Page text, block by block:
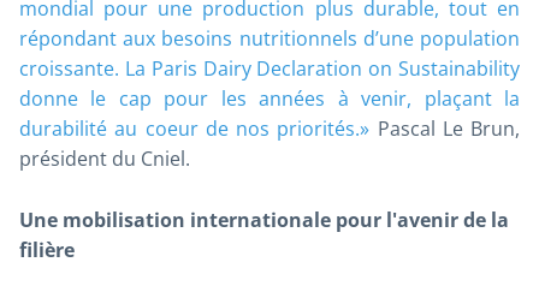
mondial pour une production plus durable, tout en
répondant aux besoins nutritionnels d’une population
croissante. La Paris Dairy Declaration on Sustainability
donne le cap pour les années à venir, plaçant la
durabilité au coeur de nos priorités.» Pascal Le Brun,
président du Cniel.
Une mobilisation internationale pour l'avenir de la
filière